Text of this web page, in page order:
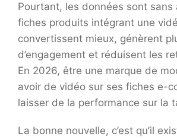
Pourtant, les données sont sans
fiches produits intégrant une
convertissent mieux, génèrent
d’engagement et réduisent les
En 2026, être une marque de
avoir de vidéo sur ses fiches e-
laisser de la performance sur la
La bonne nouvelle, c’est qu’il